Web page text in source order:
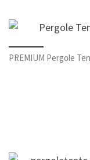
PREMIUM Pergole